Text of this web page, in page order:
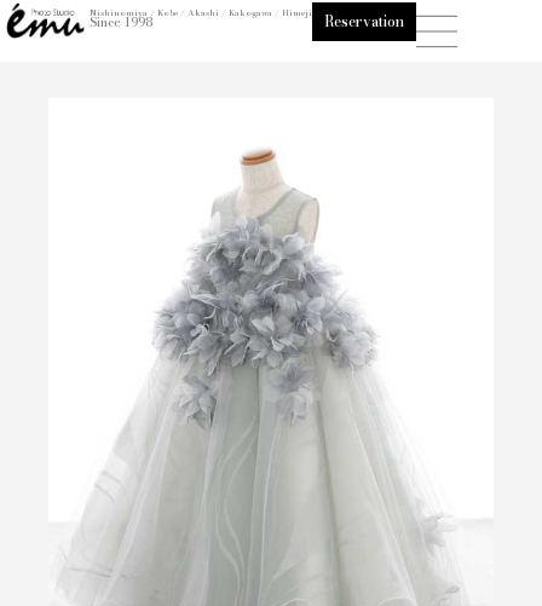
内
容
Nishinomiya / Kobe / Akashi / Kakogawa / Himeji
Since 1998 Reservation